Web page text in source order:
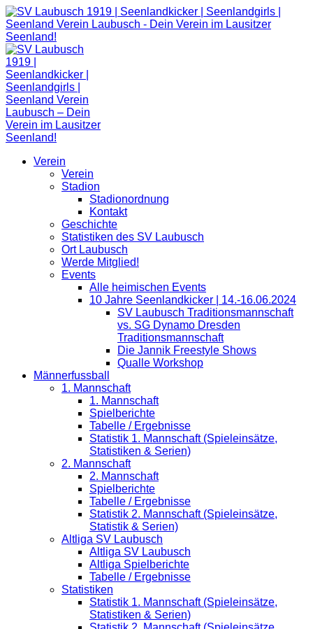
Zum
Inhalt
springen
Verein
Verein
Stadion
Stadionordnung
Kontakt
Geschichte
Statistiken des SV Laubusch
Ort Laubusch
Werde Mitglied!
Events
Alle heimischen Events
10 Jahre Seenlandkicker | 14.-16.06.2024
SV Laubusch Traditionsmannschaft
vs. SG Dynamo Dresden
Traditionsmannschaft
Die Jannik Freestyle Shows
Qualle Workshop
Männerfussball
1. Mannschaft
1. Mannschaft
Spielberichte
Tabelle / Ergebnisse
Statistik 1. Mannschaft (Spieleinsätze,
Statistiken & Serien)
2. Mannschaft
2. Mannschaft
Spielberichte
Tabelle / Ergebnisse
Statistik 2. Mannschaft (Spieleinsätze,
Statistik & Serien)
Altliga SV Laubusch
Altliga SV Laubusch
Altliga Spielberichte
Tabelle / Ergebnisse
Statistiken
Statistik 1. Mannschaft (Spieleinsätze,
Statistiken & Serien)